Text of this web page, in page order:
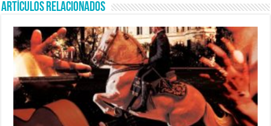
Artículos relacionados